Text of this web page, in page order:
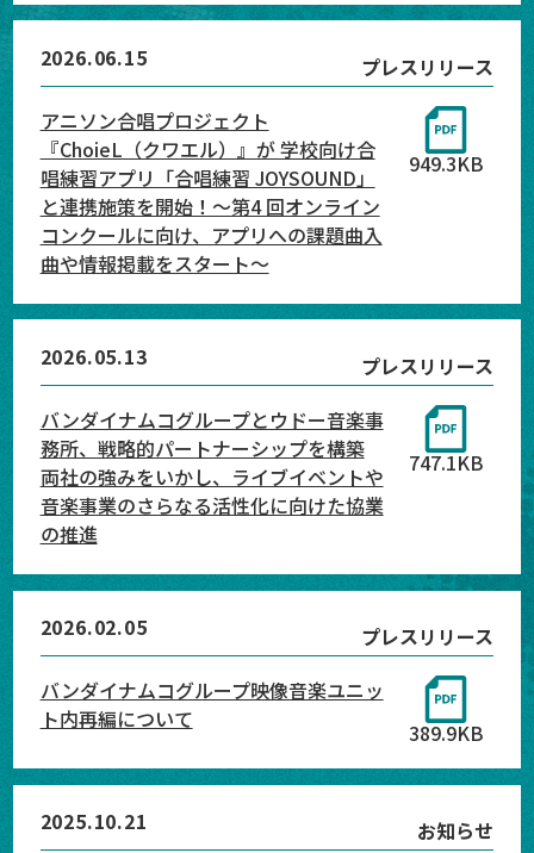
2026.06.15
プレスリリース
アニソン合唱プロジェクト
『ChoieL（クワエル）』が 学校向け合
唱練習アプリ「合唱練習 JOYSOUND」
と連携施策を開始！～第4 回オンライン
コンクールに向け、アプリへの課題曲入
曲や情報掲載をスタート～
949.3KB
2026.05.13
プレスリリース
バンダイナムコグループとウドー音楽事
務所、戦略的パートナーシップを構築
両社の強みをいかし、ライブイベントや
音楽事業のさらなる活性化に向けた協業
の推進
747.1KB
2026.02.05
プレスリリース
バンダイナムコグループ映像音楽ユニッ
ト内再編について
389.9KB
2025.10.21
お知らせ